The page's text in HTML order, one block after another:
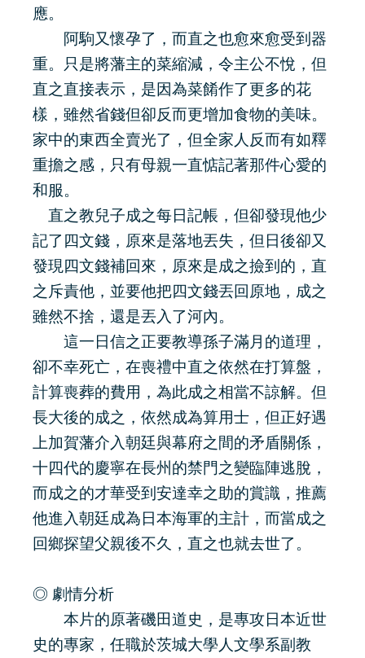
應。
阿駒又懷孕了，而直之也愈來愈受到器
重。只是將藩主的菜縮減，令主公不悅，但
直之直接表示，是因為菜餚作了更多的花
樣，雖然省錢但卻反而更增加食物的美味。
家中的東西全賣光了，但全家人反而有如釋
重擔之感，只有母親一直惦記著那件心愛的
和服。
直之教兒子成之每日記帳，但卻發現他少
記了四文錢，原來是落地丟失，但日後卻又
發現四文錢補回來，原來是成之撿到的，直
之斥責他，並要他把四文錢丟回原地，成之
雖然不捨，還是丟入了河內。
這一日信之正要教導孫子滿月的道理，
卻不幸死亡，在喪禮中直之依然在打算盤，
計算喪葬的費用，為此成之相當不諒解。但
長大後的成之，依然成為算用士，但正好遇
上加賀藩介入朝廷與幕府之間的矛盾關係，
十四代的慶寧在長州的禁門之變臨陣逃脫，
而成之的才華受到安達幸之助的賞識，推薦
他進入朝廷成為日本海軍的主計，而當成之
回鄉探望父親後不久，直之也就去世了。
◎ 劇情分析
本片的原著磯田道史，是專攻日本近世
史的專家，任職於茨城大學人文學系副教